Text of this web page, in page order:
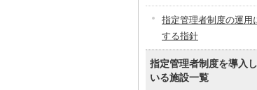
指定管理者制度の運用
する指針
指定管理者制度を導入
いる施設一覧